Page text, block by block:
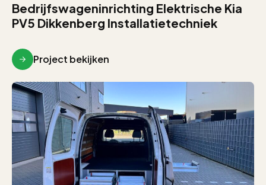
Bedrijfswageninrichting Elektrische Kia
PV5 Dikkenberg Installatietechniek
Project bekijken